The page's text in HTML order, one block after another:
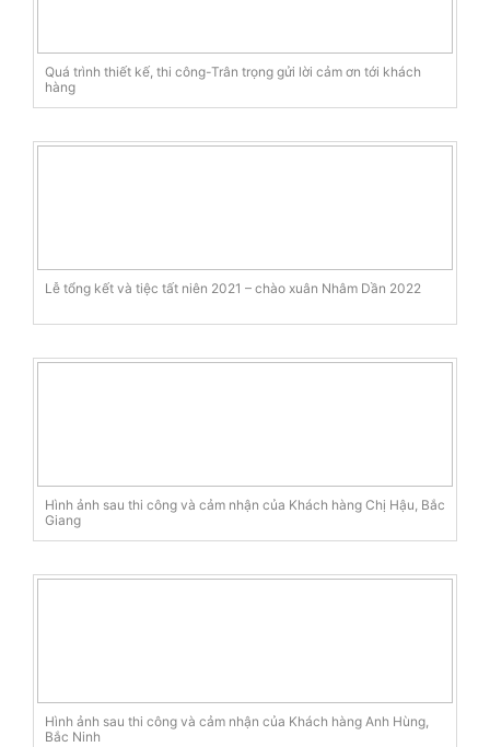
Quá trình thiết kế, thi công-Trân trọng gửi lời cảm ơn tới khách
hàng
Lễ tổng kết và tiệc tất niên 2021 – chào xuân Nhâm Dần 2022
Hình ảnh sau thi công và cảm nhận của Khách hàng Chị Hậu, Bắc
Giang
Hình ảnh sau thi công và cảm nhận của Khách hàng Anh Hùng,
Bắc Ninh